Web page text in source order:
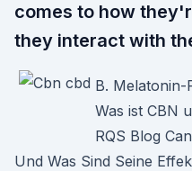
comes to how
they interact with
B.
Was ist CBN
RQS Blog
Und Was Sind Seine